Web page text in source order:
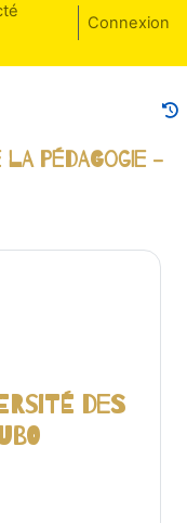
Connexion
la pédagogie -
des